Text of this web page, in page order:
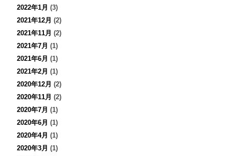
2022年1月 (3)
2021年12月 (2)
2021年11月 (2)
2021年7月 (1)
2021年6月 (1)
2021年2月 (1)
2020年12月 (2)
2020年11月 (2)
2020年7月 (1)
2020年6月 (1)
2020年4月 (1)
2020年3月 (1)